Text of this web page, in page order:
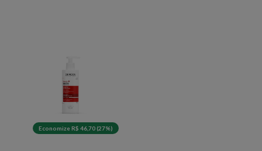
Economize R$ 46,70 (27%)